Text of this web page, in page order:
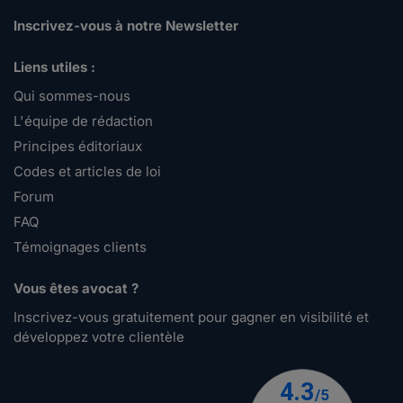
Inscrivez-vous à notre Newsletter
Liens utiles :
Qui sommes-nous
L'équipe de rédaction
Principes éditoriaux
Codes et articles de loi
Forum
FAQ
Témoignages clients
Vous êtes avocat ?
Inscrivez-vous gratuitement pour gagner en visibilité et
développez votre clientèle